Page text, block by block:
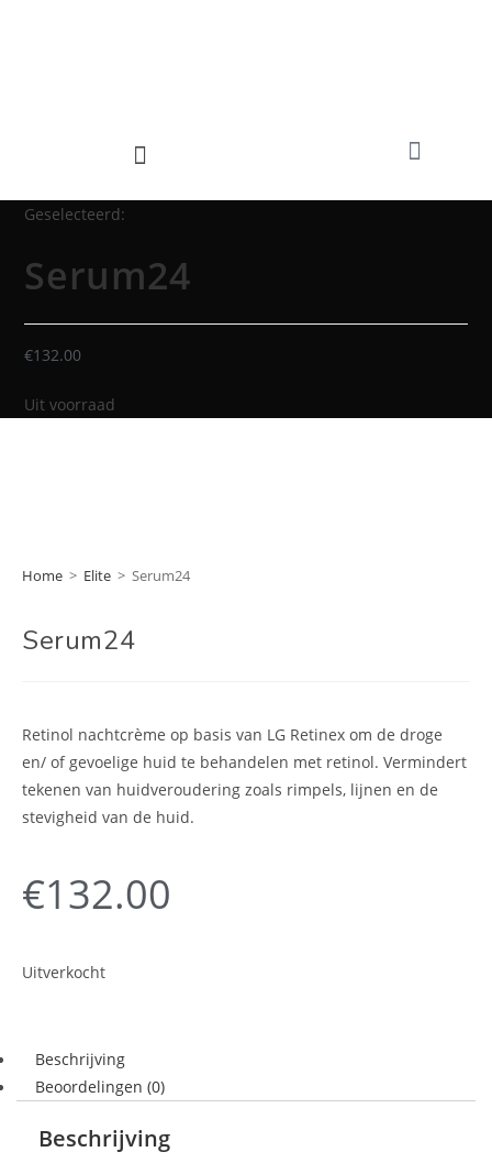
Geselecteerd:
Serum24
€132.00
Uit voorraad
Home > Elite > Serum24
Serum24
Retinol nachtcrème op basis van LG Retinex om de droge
en/ of gevoelige huid te behandelen met retinol. Vermindert
tekenen van huidveroudering zoals rimpels, lijnen en de
stevigheid van de huid.
€132.00
Uitverkocht
Beschrijving
Beoordelingen (0)
Beschrijving